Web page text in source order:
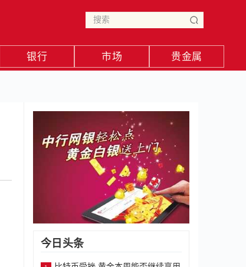
银行 市场 贵金属
今日头条